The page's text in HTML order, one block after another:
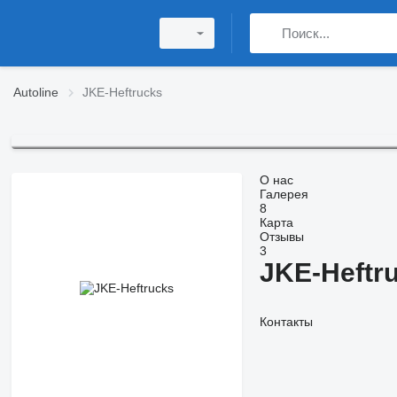
Autoline JKE-Heftrucks
О нас
Галерея
8
Карта
Отзывы
3
JKE-
Контакты